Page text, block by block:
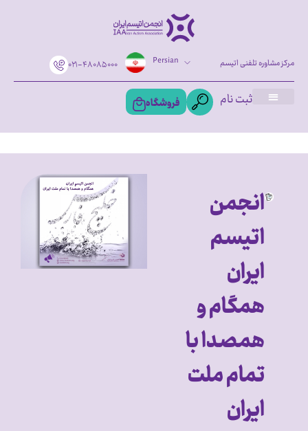
۰۲۱-۴۸۰۸۵۰۰۰ Persian مرکز مشاوره تلفنی اتیسم
ثبت نام فروشگاه
انجمن
اتیسم
ایران
همگام و
همصدا با
تمام ملت
ایران